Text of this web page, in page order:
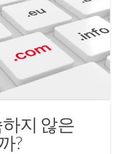
지 않은
?